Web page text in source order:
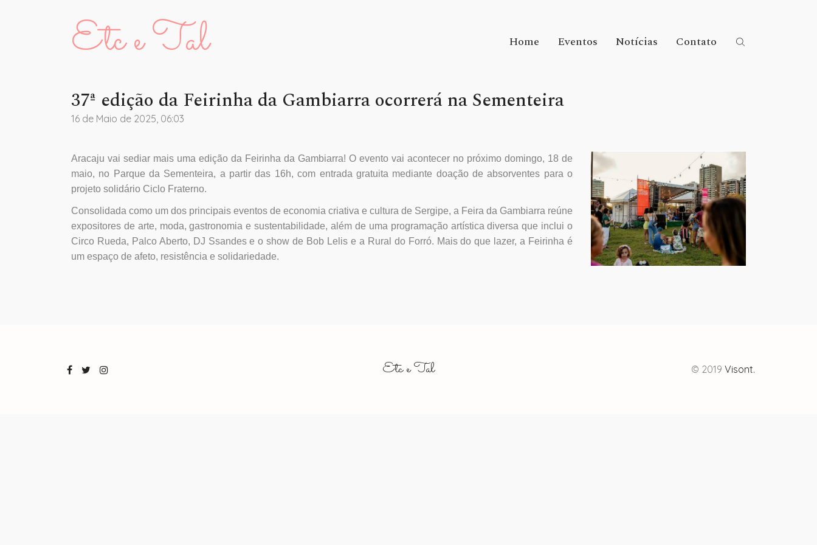
Etc e Tal Home Eventos Notícias Contato
37ª edição da Feirinha da Gambiarra ocorrerá na Sementeira
16 de Maio de 2025, 06:03
Aracaju vai sediar mais uma edição da Feirinha da Gambiarra! O evento vai acontecer no próximo domingo, 18 de
maio, no Parque da Sementeira, a partir das 16h, com entrada gratuita mediante doação de absorventes para o
projeto solidário Ciclo Fraterno.
Consolidada como um dos principais eventos de economia criativa e cultura de Sergipe, a Feira da Gambiarra reúne
expositores de arte, moda, gastronomia e sustentabilidade, além de uma programação artística diversa que inclui o
Circo Rueda, Palco Aberto, DJ Ssandes e o show de Bob Lelis e a Rural do Forró. Mais do que lazer, a Feirinha é
um espaço de afeto, resistência e solidariedade.
Etc e Tal © 2019 Visont.